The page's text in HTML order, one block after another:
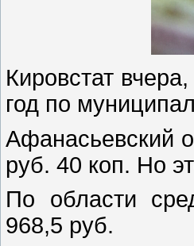
Кировстат
год по
Афанасьевский
руб. 40 коп. Но
По области
968,5 руб.